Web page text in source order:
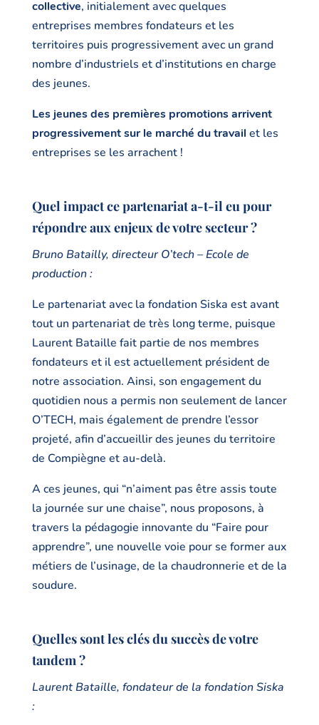
collective, initialement avec quelques
entreprises membres fondateurs et les
territoires puis progressivement avec un grand
nombre d’industriels et d’institutions en charge
des jeunes.
Les jeunes des premières promotions arrivent
progressivement sur le marché du travail et les
entreprises se les arrachent !
Quel impact ce partenariat a-t-il eu pour
répondre aux enjeux de votre secteur ?
Bruno Batailly, directeur O’tech – Ecole de
production :
Le partenariat avec la fondation Siska est avant
tout un partenariat de très long terme, puisque
Laurent Bataille fait partie de nos membres
fondateurs et il est actuellement président de
notre association. Ainsi, son engagement du
quotidien nous a permis non seulement de lancer
O’TECH, mais également de prendre l’essor
projeté, afin d’accueillir des jeunes du territoire
de Compiègne et au-delà.
A ces jeunes, qui “n’aiment pas être assis toute
la journée sur une chaise”, nous proposons, à
travers la pédagogie innovante du “Faire pour
apprendre”, une nouvelle voie pour se former aux
métiers de l’usinage, de la chaudronnerie et de la
soudure.
Quelles sont les clés du succès de votre
tandem ?
Laurent Bataille, fondateur de la fondation Siska
: